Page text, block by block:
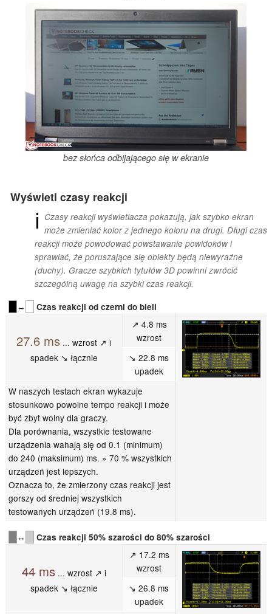
bez słońca odbijającego się w ekranie
Wyświetl czasy reakcji
ℹ Czasy reakcji wyświetlacza pokazują, jak szybko ekran
może zmieniać kolor z jednego koloru na drugi. Długi czas
reakcji może powodować powstawanie powidoków i
sprawiać, że poruszające się obiekty będą niewyraźne
(duchy). Gracze szybkich tytułów 3D powinni zwrócić
szczególną uwagę na szybki czas reakcji.
↔
Czas reakcji od czerni do bieli
27.6 ms ... wzrost ↗ i
spadek ↘ łącznie
↗ 4.8 ms
wzrost
↘ 22.8 ms
upadek
W naszych testach ekran wykazuje
stosunkowo powolne tempo reakcji i może
być zbyt wolny dla graczy.
Dla porównania, wszystkie testowane
urządzenia wahają się od 0.1 (minimum)
do 240 (maksimum) ms. » 70 % wszystkich
urządzeń jest lepszych.
Oznacza to, że zmierzony czas reakcji jest
gorszy od średniej wszystkich
testowanych urządzeń (19.8 ms).
↔ Czas reakcji 50% szarości do 80% szarości
44 ms... wzrost ↗ i
spadek ↘ łącznie
↗ 17.2 ms
wzrost
↘ 26.8 ms
upadek